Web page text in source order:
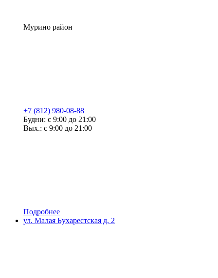
Мурино район
+7 (812) 980-08-88
Будни: с 9:00 до 21:00
Вых.: с 9:00 до 21:00
Подробнее
ул. Малая Бухарестская д. 2